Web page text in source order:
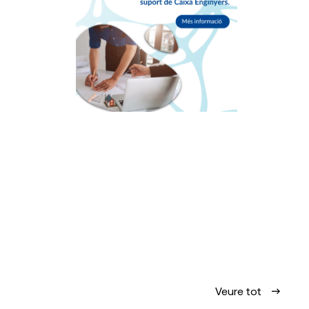
Veure tot